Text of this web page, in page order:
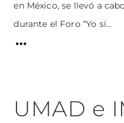
en México, se llevó a
durante el Foro “Yo sí...
UMAD e